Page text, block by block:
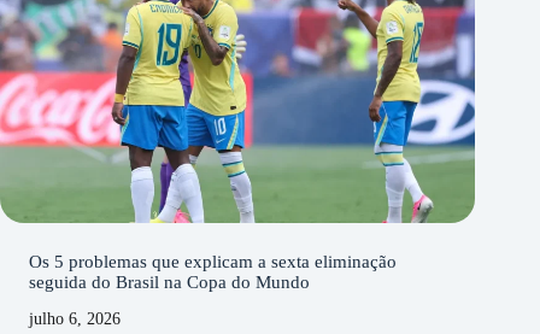
Os 5 problemas que explicam a sexta eliminação
seguida do Brasil na Copa do Mundo
julho 6, 2026